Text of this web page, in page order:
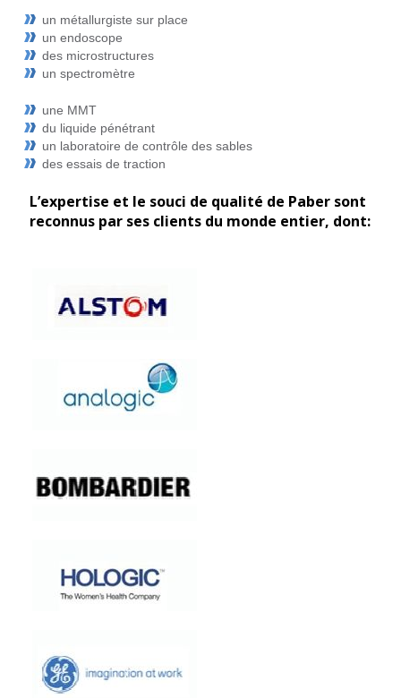
un métallurgiste sur place
un endoscope
des microstructures
un spectromètre
une MMT
du liquide pénétrant
un laboratoire de contrôle des sables
des essais de traction
L’expertise et le souci de qualité de Paber sont
reconnus par ses clients du monde entier, dont: